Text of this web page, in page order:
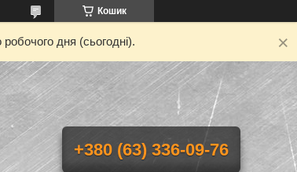
Кошик
дня (сьогодні).
+380 (63) 336-09-76